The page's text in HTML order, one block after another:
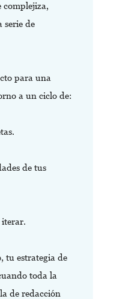
complejiza,
serie de
para una
a un ciclo de:
de tus
iterar.
tu estrategia de
toda la
de redacción